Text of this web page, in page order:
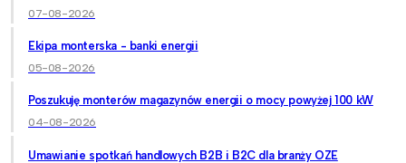
07-08-2026
Ekipa monterska - banki energii
05-08-2026
Poszukuję monterów magazynów energii o mocy powyżej 100 kW
04-08-2026
Umawianie spotkań handlowych B2B i B2C dla branży OZE